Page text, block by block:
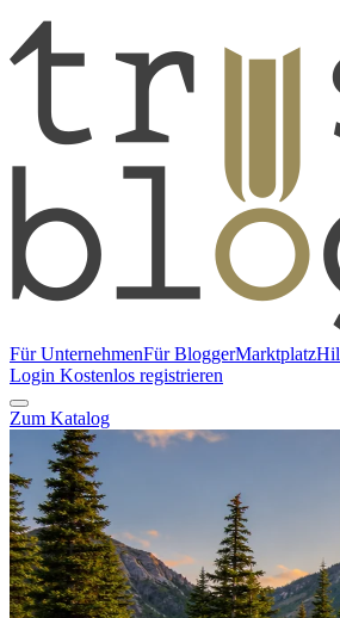
Für UnternehmenFür BloggerMarktplatz
Login Kostenlos registrieren
Zum Katalog